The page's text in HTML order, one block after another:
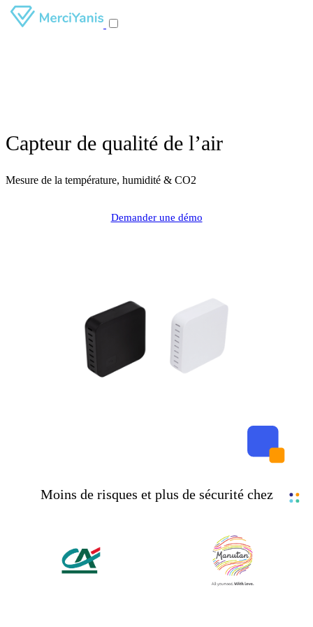
Capteur de qualité de l’air
Mesure de la température, humidité & CO2
Demander une démo
Moins de risques et plus de sécurité chez